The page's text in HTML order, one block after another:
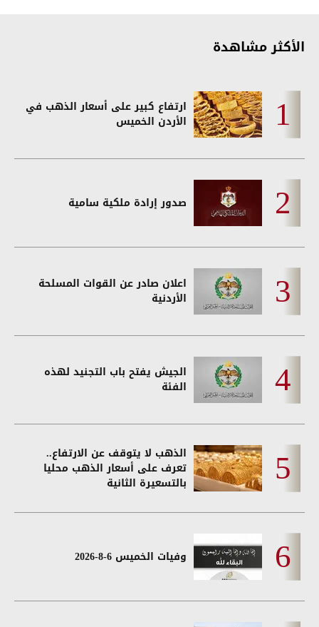
الأكثر مشاهدة
ارتفاع كبير على أسعار الذهب في
الأردن الخميس
صدور إرادة ملكية سامية
اعلان صادر عن القوات المسلحة
الأردنية
الجيش يفتح باب التجنيد لهذه
الفئة
الذهب لا يتوقف عن الارتفاع..
تعرف على أسعار الذهب محليا
بالتسعيرة الثانية
وفيات الخميس 6-8-2026